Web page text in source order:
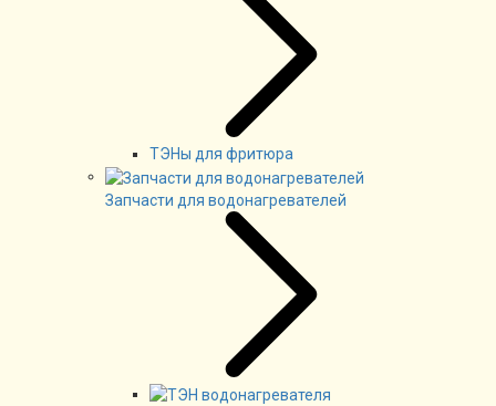
ТЭНы для фритюра
Запчасти для водонагревателей